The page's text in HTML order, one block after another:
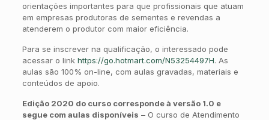
orientações importantes para que profissionais que atuam
em empresas produtoras de sementes e revendas a
atenderem o produtor com maior eficiência.
Para se inscrever na qualificação, o interessado pode
acessar o link https://go.hotmart.com/N53254497H. As
aulas são 100% on-line, com aulas gravadas, materiais e
conteúdos de apoio.
Edição 2020 do curso corresponde à versão 1.0 e
segue com aulas disponíveis – O curso de Atendimento